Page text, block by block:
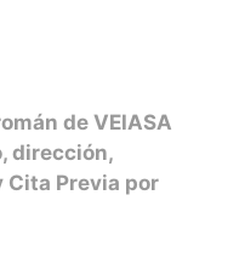
de VEIASA
dirección,
Cita Previa por